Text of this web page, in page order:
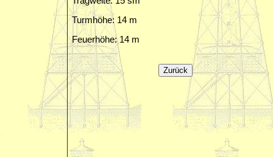
Turmhöhe: 14 m
Feuerhöhe: 14 m